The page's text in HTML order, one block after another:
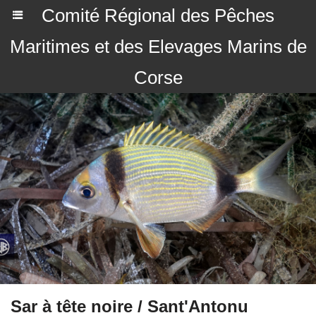
Comité Régional des Pêches
Maritimes et des Elevages Marins de
Corse
Sar à tête noire / Sant'Antonu